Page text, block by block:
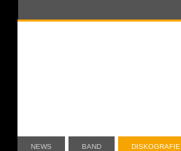
NEWS BAND DISKOGRAFIE